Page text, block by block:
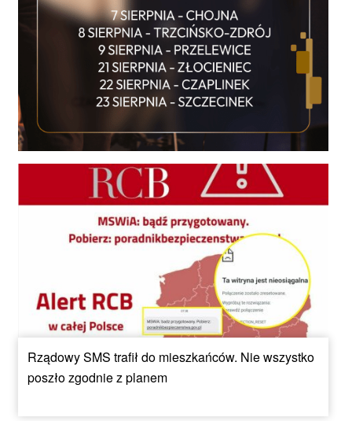
Rządowy SMS trafił do mieszkańców. Nie wszystko
poszło zgodnie z planem